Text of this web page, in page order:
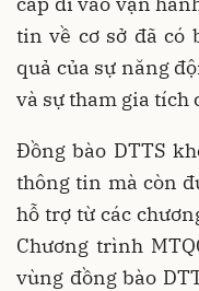
tin về cơ sở đã có
quả của sự năng
và sự tham gia tích
Đồng bào DTTS
thông tin mà còn
hỗ trợ từ các
Chương trình
vùng đồng bào